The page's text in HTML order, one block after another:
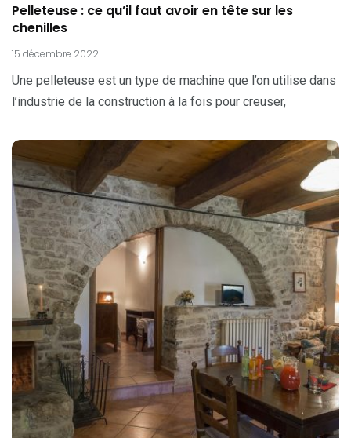
Pelleteuse : ce qu’il faut avoir en tête sur les
chenilles
15 décembre 2022
Une pelleteuse est un type de machine que l’on utilise dans
l’industrie de la construction à la fois pour creuser,